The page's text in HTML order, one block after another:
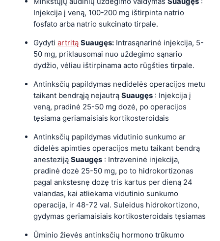
Injekcija į veną, 100-200 mg ištirpinta natrio
fosfato arba natrio sukcinato tirpale.
Gydyti artritą Suaugęs: Intrasąnarinė injekcija, 5-
50 mg, priklausomai nuo uždegimo sąnario
dydžio, vėliau ištirpinama acto rūgšties tirpale.
Antinksčių papildymas nedidelės operacijos metu
taikant bendrąją nejautrą Suaugęs : Injekcija į
veną, pradinė 25-50 mg dozė, po operacijos
tęsiama geriamaisiais kortikosteroidais
Antinksčių papildymas vidutinio sunkumo ar
didelės apimties operacijos metu taikant bendrą
anesteziją Suaugęs : Intraveninė injekcija,
pradinė dozė 25-50 mg, po to hidrokortizonas
pagal ankstesnę dozę tris kartus per dieną 24
valandas, kai atliekama vidutinio sunkumo
operacija, ir 48-72 val. Suleidus hidrokortizono,
gydymas geriamaisiais kortikosteroidais tęsiamas
Ūminio žievės antinksčių hormono trūkumo